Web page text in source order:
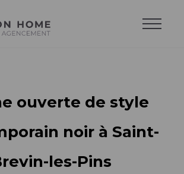
ouverte de style
noir à Saint-
les-Pins